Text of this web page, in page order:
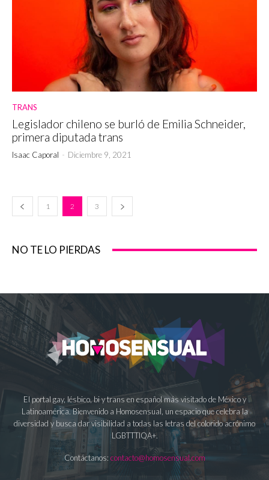
TRANS
Legislador chileno se burló de Emilia Schneider,
primera diputada trans
Isaac Caporal - Diciembre 9, 2021
1 2 3
NO TE LO PIERDAS
El portal gay, lésbico, bi y trans en español más visitado de México y
Latinoamérica. Bienvenido a Homosensual, un espacio que celebra la
diversidad y busca dar visibilidad a todas las letras del colorido acrónimo
LGBTTTIQA+.
Contáctanos: contacto@homosensual.com